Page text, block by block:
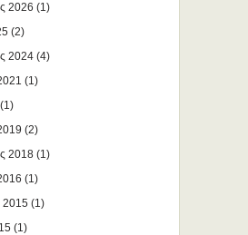
2026 (1)
(2)
2024 (4)
(1)
(1)
(2)
2018 (1)
(1)
2015 (1)
(1)